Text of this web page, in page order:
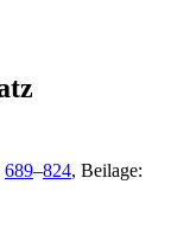
689–824, Beilage: